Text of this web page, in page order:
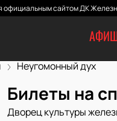
официальным сайтом ДК
Неугомонный дух
Билеты на
Дворец культуры